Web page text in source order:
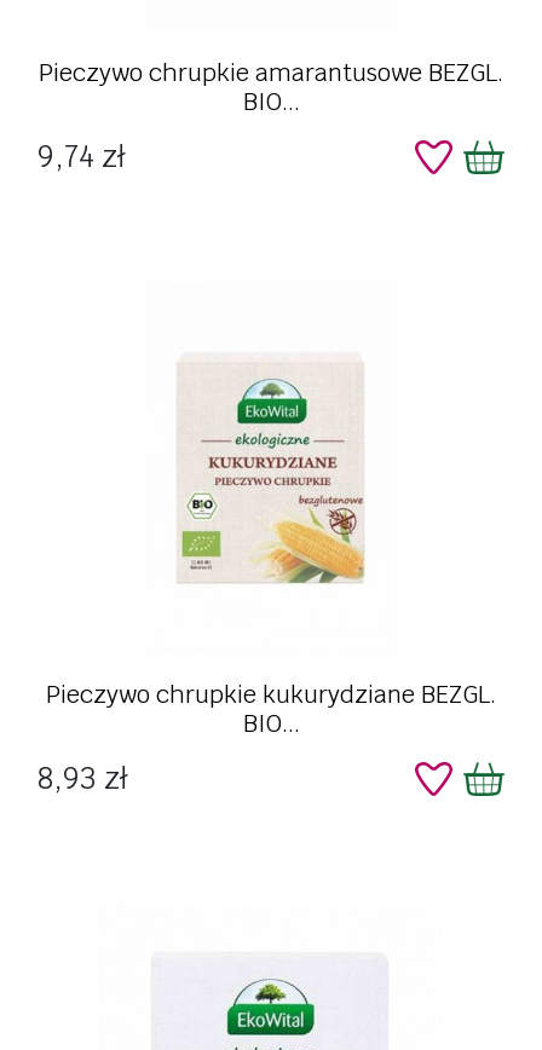
Pieczywo chrupkie amarantusowe BEZGL.
BIO...
Cena
9,74 zł
Pieczywo chrupkie kukurydziane BEZGL.
BIO...
Cena
8,93 zł